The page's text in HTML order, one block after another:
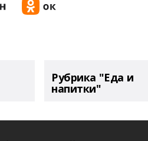
Рубрика "Еда и
напитки"